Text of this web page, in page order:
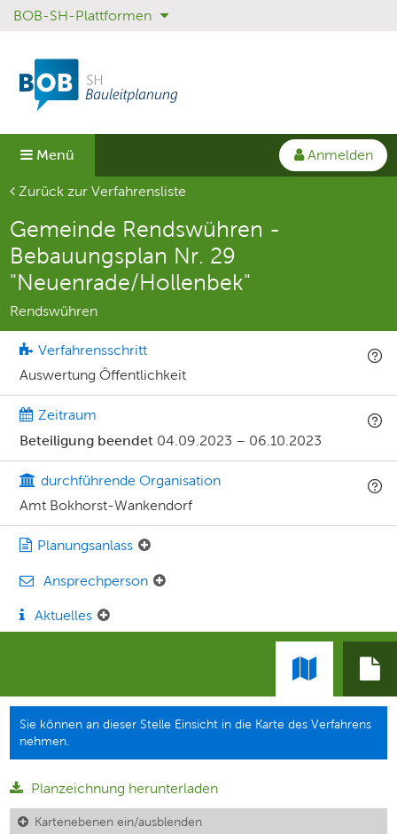
Sprungmenü
Direkt
Hauptnavigation
springen
Direkt
Inhalt
springen
BOB-SH-Plattformen
Menü
Anmelden
Aktuelle Seite
Zurück zur Verfahrensliste
Gemeinde Rendswühren -
Bebauungsplan Nr. 29
"Neuenrade/Hollenbek"
Rendswühren
Verfahrensschritt
Auswertung Öffentlichkeit
Zeitraum
Beteiligung beendet 04.09.2023 – 06.10.2023
durchführende Organisation
Amt Bokhorst-Wankendorf
Planungsanlass
Ansprechperson
Aktuelles
Sie können an dieser Stelle Einsicht in die Karte des Verfahrens
nehmen.
Planzeichnung herunterladen
Kartenebenen ein/ausblenden